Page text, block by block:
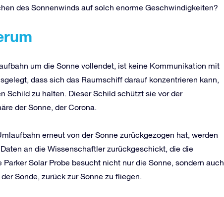
des Sonnenwinds auf solch enorme Geschwindigkeiten?
um die Sonne vollendet, ist keine Kommunikation mit
dass sich das Raumschiff darauf konzentrieren kann,
Schild zu halten. Dieser Schild schützt sie vor der
der Sonne, der Corona.
erneut von der Sonne zurückgezogen hat, werden
an die Wissenschaftler zurückgeschickt, die die
Solar Probe besucht nicht nur die Sonne, sondern auch
Sonde, zurück zur Sonne zu fliegen.